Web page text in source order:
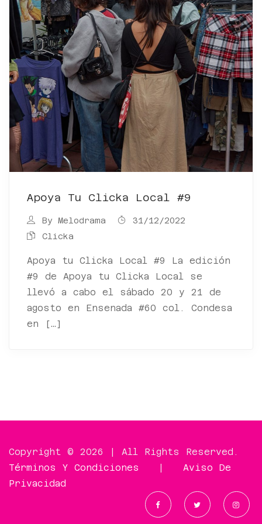
Apoya Tu Clicka Local #9
By Melodrama
31/12/2022
Clicka
Apoya tu Clicka Local #9 La edición
#9 de Apoya tu Clicka Local se
llevó a cabo el sábado 20 y 21 de
agosto en Ensenada #60 col. Condesa
en […]
Copyright © 2026 | All Rights Reserved.
Términos Y Condiciones
Aviso De
Privacidad